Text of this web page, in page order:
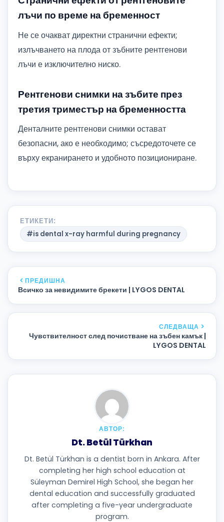
лъчи по време на бременност
Не се очакват директни странични ефекти;
излъчването на плода от зъбните рентгенови
лъчи е изключително ниско.
Рентгенови снимки на зъбите през
третия триместър на бременността
Денталните рентгенови снимки остават
безопасни, ако е необходимо; съсредоточете се
върху екранирането и удобното позициониране.
ЕТИКЕТИ:
#is dental x-ray harmful during pregnancy
ПРЕДИШНА
Всичко за невидимите брекети | LYGOS DENTAL
СЛЕДВАЩА
Чувствителност след почистване на зъбен камък |
LYGOS DENTAL
АВТОР:
Dt. Betül Türkhan
Dt. Betül Türkhan is a dentist born in Ankara. After
completing her high school education at
Süleyman Demirel High School, she began her
dental education and successfully graduated
after completing a five-year undergraduate
program.